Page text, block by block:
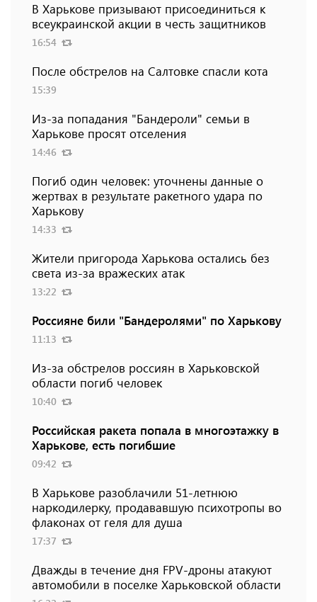
В Харькове призывают присоединиться к
всеукраинской акции в честь защитников
16:54
После обстрелов на Салтовке спасли кота
15:39
Из-за попадания "Бандероли" семьи в
Харькове просят отселения
14:46
Погиб один человек: уточнены данные о
жертвах в результате ракетного удара по
Харькову
14:33
Жители пригорода Харькова остались без
света из-за вражеских атак
13:22
Россияне били "Бандеролями" по Харькову
11:13
Из-за обстрелов россиян в Харьковской
области погиб человек
10:40
Российская ракета попала в многоэтажку в
Харькове, есть погибшие
09:42
В Харькове разоблачили 51-летнюю
наркодилерку, продававшую психотропы во
флаконах от геля для душа
17:37
Дважды в течение дня FPV-дроны атакуют
автомобили в поселке Харьковской области